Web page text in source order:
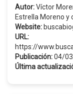
Autor:Víctor
Estrella Moreno y
Website:
URL:
https://
Publicación:04/
Última